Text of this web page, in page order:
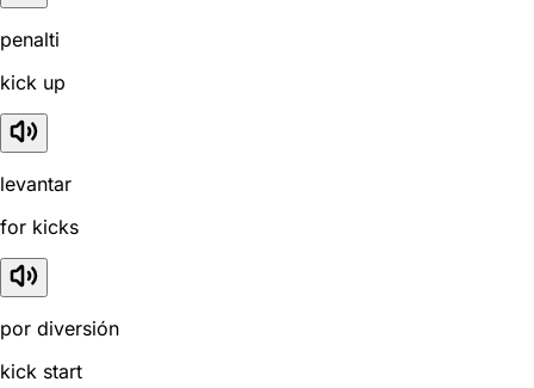
penalti
kick up
levantar
for kicks
por diversión
kick start